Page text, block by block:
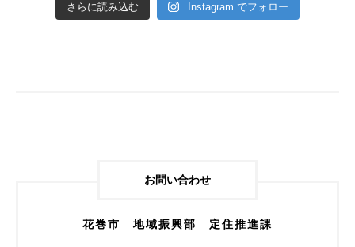
さらに読み込む Instagram でフォロー
お問い合わせ
花巻市 地域振興部 定住推進課